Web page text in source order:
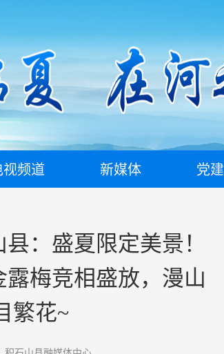
频道 新媒体 党建
：盛夏限定美景！
梅竞相盛放，漫山
繁花~